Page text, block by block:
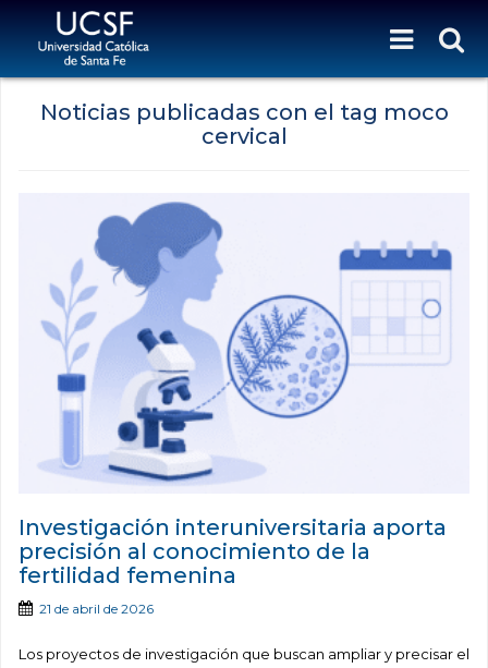
Noticias publicadas con el tag moco
cervical
Investigación interuniversitaria aporta
precisión al conocimiento de la
fertilidad femenina
21 de abril de 2026
Los proyectos de investigación que buscan ampliar y precisar el